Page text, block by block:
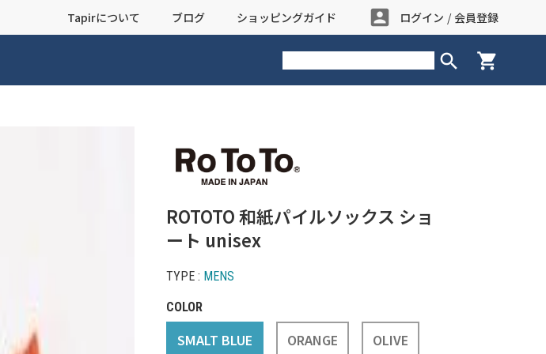
Tapirについて ブログ ショッピングガイド account_box ログイン / 会員登録
search shopping_cart
ROTOTO 和紙パイルソックス ショ
ート unisex
TYPE : MENS
COLOR
SMALT BLUE ORANGE OLIVE